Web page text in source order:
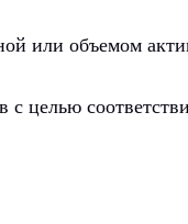
или объемом
с целью